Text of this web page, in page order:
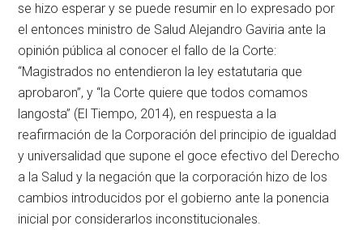
se hizo esperar y se puede resumir en lo expresado por
el entonces ministro de Salud Alejandro Gaviria ante la
opinión pública al conocer el fallo de la Corte:
“Magistrados no entendieron la ley estatutaria que
aprobaron”, y “la Corte quiere que todos comamos
langosta” (El Tiempo, 2014), en respuesta a la
reafirmación de la Corporación del principio de igualdad
y universalidad que supone el goce efectivo del Derecho
a la Salud y la negación que la corporación hizo de los
cambios introducidos por el gobierno ante la ponencia
inicial por considerarlos inconstitucionales.